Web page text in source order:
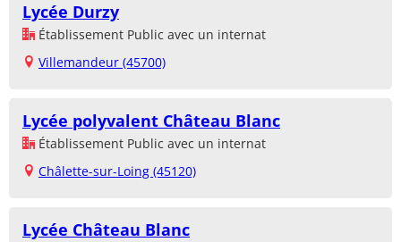
Lycée Durzy
Établissement Public avec un internat
Villemandeur (45700)
Lycée polyvalent Château Blanc
Établissement Public avec un internat
Châlette-sur-Loing (45120)
Lycée Château Blanc